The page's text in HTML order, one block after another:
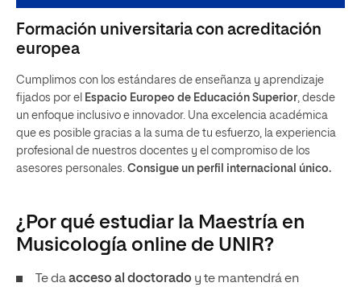
Formación universitaria con acreditación
europea
Cumplimos con los estándares de enseñanza y aprendizaje
fijados por el Espacio Europeo de Educación Superior, desde
un enfoque inclusivo e innovador. Una excelencia académica
que es posible gracias a la suma de tu esfuerzo, la experiencia
profesional de nuestros docentes y el compromiso de los
asesores personales. Consigue un perfil internacional único.
¿Por qué estudiar la Maestría en
Musicología online de UNIR?
Te daacceso al doctorado y te mantendrá en